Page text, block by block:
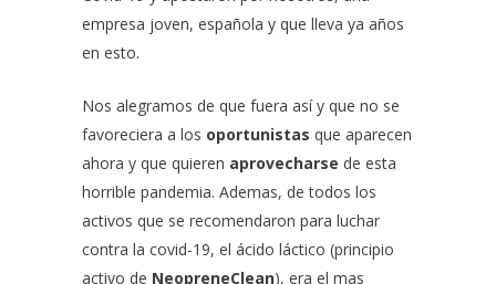
empresa joven, española y que lleva ya años
en esto.
Nos alegramos de que fuera así y que no se
favoreciera a los oportunistas que aparecen
ahora y que quieren aprovecharse de esta
horrible pandemia. Ademas, de todos los
activos que se recomendaron para luchar
contra la covid-19, el ácido láctico (principio
activo de NeopreneClean), era el mas